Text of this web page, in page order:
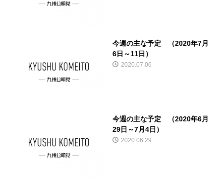
今週の主な予定 （2020年7月
6日～11日）
2020.07.06
今週の主な予定 （2020年6月
29日～7月4日）
2020.06.29